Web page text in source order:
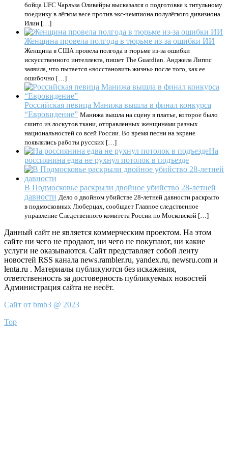
бойца UFC Чарльза Оливейры высказался о подготовке к титульному
поединку в лёгком весе против экс-чемпиона полулёгкого дивизиона
Илии […]
Женщина провела полгода в тюрьме из-за ошибки ИИ
Женщина в США провела полгода в тюрьме из-за ошибки
искусственного интеллекта, пишет The Guardian. Анджела Липпс
заявила, что пытается «восстановить жизнь» после того, как ее
ошибочно […]
Российская певица Манижа вышла в финал конкурса
“Евровидение” Манижа вышла на сцену в платье, которое было
сшито из лоскутов ткани, отправленных женщинами разных
национальностей со всей России. Во время песни на экране
появлялись работы русских […]
На
россиянина едва не рухнул потолок в подъезде
В Подмосковье раскрыли двойное убийство 28-летней
давности Дело о двойном убийстве 28-летней давности раскрыто
в подмосковных Люберцах, сообщает Главное следственное
управление Следственного комитета России по Московской […]
Данный сайт не является коммерческим проектом. На этом
сайте ни чего не продают, ни чего не покупают, ни какие
услуги не оказываются. Сайт представляет собой ленту
новостей RSS канала news.rambler.ru, yandex.ru, newsru.com и
lenta.ru . Материалы публикуются без искажения,
ответственность за достоверность публикуемых новостей
Администрация сайта не несёт.
Сайт от bmb3 @ 2023
Top